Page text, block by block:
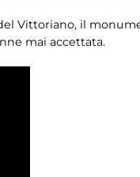
Vittoriano, il
mai accettata.